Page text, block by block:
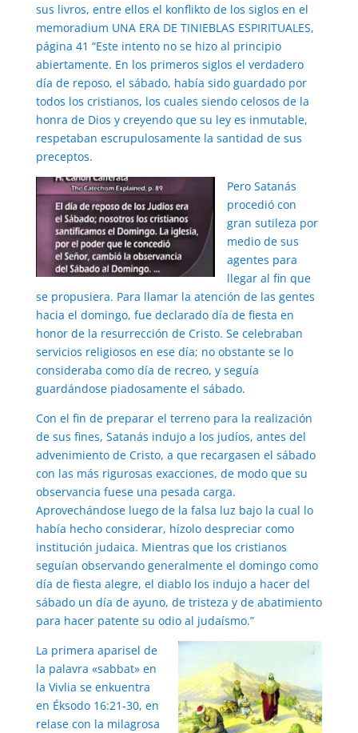
sus livros, entre ellos el konflikto de los siglos en el
memoradium UNA ERA DE TINIEBLAS ESPIRITUALES,
página 41 “Este intento no se hizo al principio
abiertamente. En los primeros siglos el verdadero
día de reposo, el sábado, había sido guardado por
todos los cristianos, los cuales siendo celosos de la
honra de Dios y creyendo que su ley es inmutable,
respetaban escrupulosamente la santidad de sus
preceptos.
Pero Satanás
procedió con
gran sutileza por
medio de sus
agentes para
llegar al fin que
se propusiera. Para llamar la atención de las gentes
hacia el domingo, fue declarado día de fiesta en
honor de la resurrección de Cristo. Se celebraban
servicios religiosos en ese día; no obstante se lo
consideraba como día de recreo, y seguía
guardándose piadosamente el sábado.
Con el fin de preparar el terreno para la realización
de sus fines, Satanás indujo a los judíos, antes del
advenimiento de Cristo, a que recargasen el sábado
con las más rigurosas exacciones, de modo que su
observancia fuese una pesada carga.
Aprovechándose luego de la falsa luz bajo la cual lo
había hecho considerar, hízolo despreciar como
institución judaica. Mientras que los cristianos
seguían observando generalmente el domingo como
día de fiesta alegre, el diablo los indujo a hacer del
sábado un día de ayuno, de tristeza y de abatimiento
para hacer patente su odio al judaísmo.”
La primera aparisel de
la palavra «sabbat» en
la Vivlia se enkuentra
en Éksodo 16:21-30, en
relase con la milagrosa